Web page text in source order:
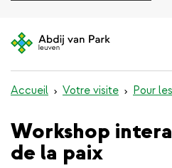
au
Accueil Votre visite Pour
Workshop
de la paix